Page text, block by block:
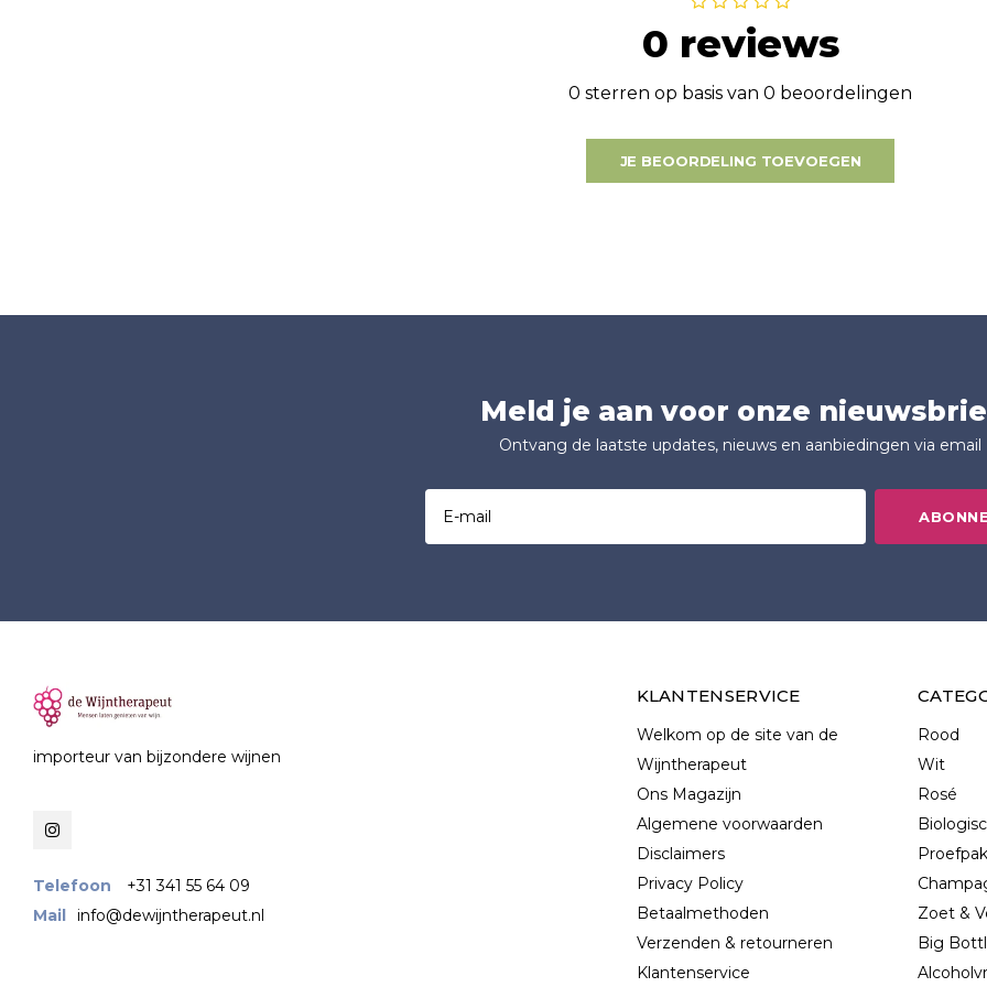
0 reviews
0 sterren op basis van 0 beoordelingen
JE BEOORDELING TOEVOEGEN
Meld je aan voor onze
Ontvang de laatste updates, nieuws en aanbiedingen via email
importeur van bijzondere wijnen
Telefoon
+31 341 55 64 09
Mail info@dewijntherapeut.nl
KLANTENSERVICE
Welkom op de site van de
Wijntherapeut
Ons Magazijn
Algemene voorwaarden
Disclaimers
Privacy Policy
Betaalmethoden
Verzenden & retourneren
Klantenservice
Rood
Wit
Rosé
Zoet &
Big